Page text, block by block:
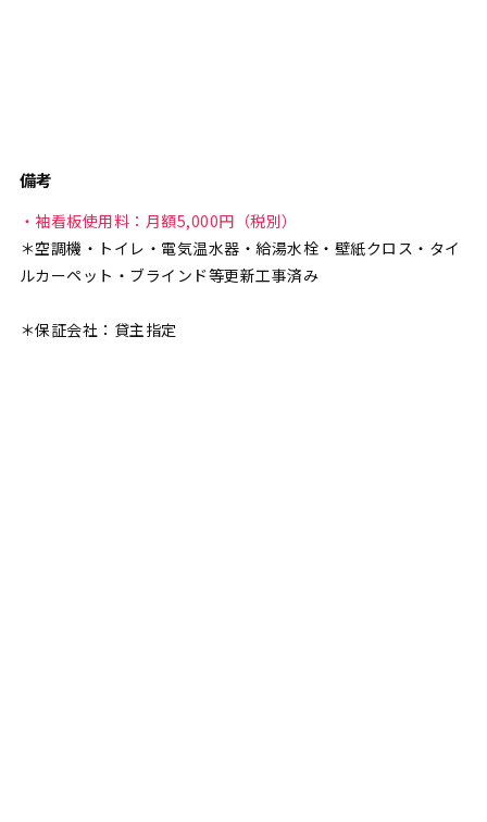
備考
・袖看板使用料：月額5,000円（税別）
＊空調機・トイレ・電気温水器・給湯水栓・壁紙クロス・タイ
ルカーペット・ブラインド等更新工事済み
＊保証会社：貸主指定